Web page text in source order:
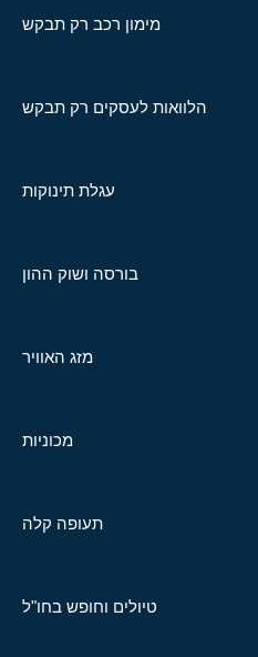
מימון רכב רק תבקש
הלוואות לעסקים רק תבקש
עגלת תינוקות
בורסה ושוק ההון
מזג האוויר
מכוניות
תעופה קלה
טיולים וחופש בחו"ל